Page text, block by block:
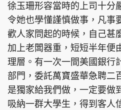
徐玉珊形容當時的上司十分
令她也學懂謹慎做事，凡事
歡人家問起的時候，自己甚
加上老闆器重，短短半年便
理層。有一次一間美國銀行
部門，委託萬寶盛華急聘二
是獨家給我們做，一定要做
吸納一群大學生，得到客人